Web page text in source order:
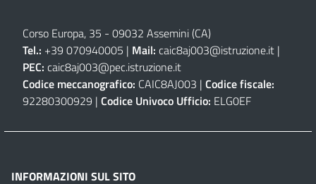
Corso Europa, 35 - 09032 Assemini (CA)
Tel.: +39 070940005 | Mail: caic8aj003@istruzione.it |
PEC: caic8aj003@pec.istruzione.it
Codice meccanografico: CAIC8AJ003 | Codice fiscale:
92280300929 | Codice Univoco Ufficio: ELG0EF
INFORMAZIONI SUL SITO